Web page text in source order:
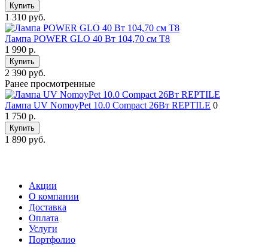
Купить
1 310 руб.
Лампа POWER GLO 40 Bт 104,70 см Т8
1 990 р.
Купить
2 390 руб.
Ранее просмотренные
Лампа UV NomoyPet 10.0 Compact 26Вт REPTILE 0
1 750 р.
Купить
1 890 руб.
Акции
О компании
Доставка
Оплата
Услуги
Портфолио